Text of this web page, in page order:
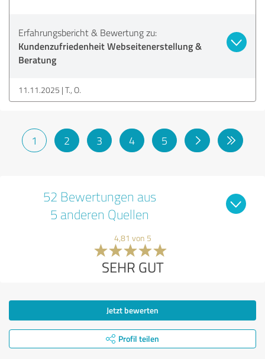
Erfahrungsbericht & Bewertung zu:
Kundenzufriedenheit Webseitenerstellung &
Beratung
11.11.2025 T., O.
1 2 3 4 5
52 Bewertungen aus
5 anderen Quellen
4,81 von 5
SEHR GUT
Jetzt bewerten
Profil teilen